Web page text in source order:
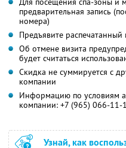
предварительная запись
номера)
Предъявите
Об отмене визита
будет считаться
Скидка не суммируется с
компании
Информацию по условиям
компании: +7 (965) 066-11-
Узнай, как